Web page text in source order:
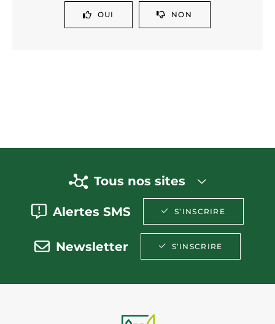
OUI NON
Tous nos sites
Alertes SMS S’INSCRIRE
Newsletter S’INSCRIRE